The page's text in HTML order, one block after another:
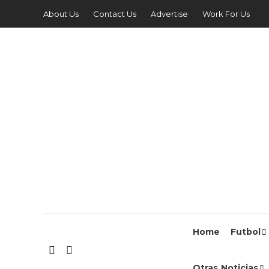
About Us Contact Us Advertise Work For Us
Home Futbol